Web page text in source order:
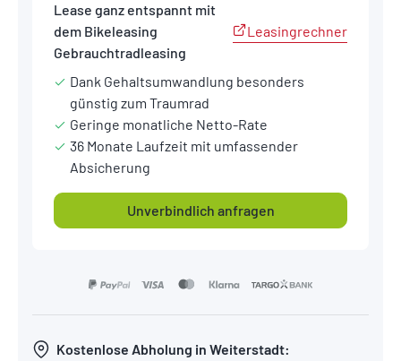
Lease ganz entspannt mit
dem Bikeleasing
Gebrauchtradleasing
Leasingrechner
Dank Gehaltsumwandlung besonders
günstig zum Traumrad
Geringe monatliche Netto-Rate
36 Monate Laufzeit mit umfassender
Absicherung
Unverbindlich anfragen
Kostenlose Abholung in Weiterstadt: